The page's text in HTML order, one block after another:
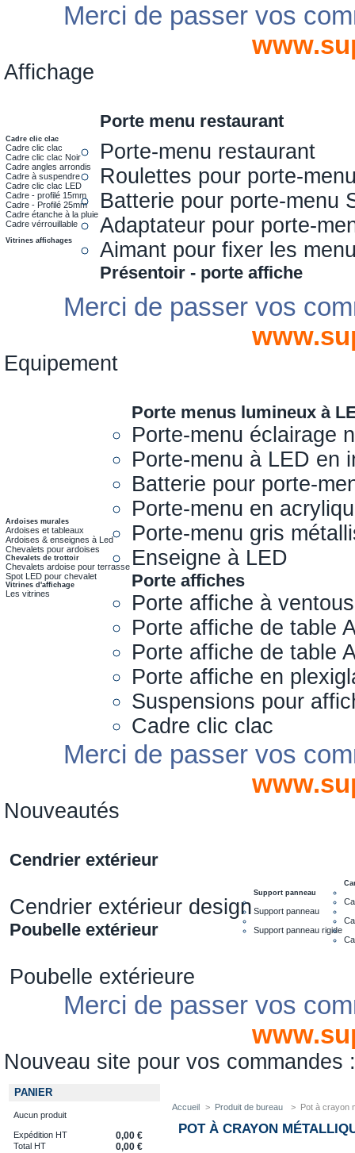
Merci de passer vos
Affichage
Cadre clic clac
Cadre clic clac
Cadre clic clac Noir
Cadre angles arrondis
Cadre à suspendre
Cadre clic clac LED
Cadre - profilé 15mm
Cadre - Profilé 25mm
Cadre étanche à la pluie
Cadre vérrouillable
Vitrines affichages
Porte menu restaurant
Porte-menu restaurant
Roulettes pour porte-
Batterie pour porte-menu
Adaptateur pour porte-
Aimant pour fixer les
Présentoir - porte affiche
Merci de passer vos
Equipement
Ardoises murales
Ardoises et tableaux
Ardoises & enseignes à Led
Chevalets pour ardoises
Chevalets de trottoir
Chevalets ardoise pour terrasse
Spot LED pour chevalet
Vitrines d'affichage
Les vitrines
Porte menus lumineux à
Porte-menu éclairage
Porte-menu à LED en
Batterie pour porte-
Porte-menu en
Porte-menu gris
Enseigne à LED
Porte affiches
Porte affiche à
Porte affiche de table
Porte affiche de table
Porte affiche en
Suspensions pour
Cadre clic clac
Merci de passer vos
Nouveautés
Cendrier extérieur
Cendrier extérieur design
Poubelle extérieur
Poubelle extérieure
Support panneau
Support panneau
Support panneau rigide
Merci de passer vos
Nouveau site pour vos commandes
PANIER
Aucun produit
Expédition HT 0,00 €
Total HT 0,00 €
Accueil > Produit de bureau > Pot à crayon
POT À CRAYON